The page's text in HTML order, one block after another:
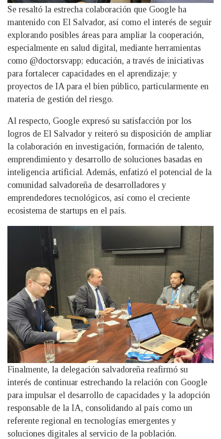
Se resaltó la estrecha colaboración que Google ha
mantenido con El Salvador, así como el interés de seguir
explorando posibles áreas para ampliar la cooperación,
especialmente en salud digital, mediante herramientas
como @doctorsvapp; educación, a través de iniciativas
para fortalecer capacidades en el aprendizaje; y
proyectos de IA para el bien público, particularmente en
materia de gestión del riesgo.
Al respecto, Google expresó su satisfacción por los
logros de El Salvador y reiteró su disposición de ampliar
la colaboración en investigación, formación de talento,
emprendimiento y desarrollo de soluciones basadas en
inteligencia artificial. Además, enfatizó el potencial de la
comunidad salvadoreña de desarrolladores y
emprendedores tecnológicos, así como el creciente
ecosistema de startups en el país.
Finalmente, la delegación salvadoreña reafirmó su
interés de continuar estrechando la relación con Google
para impulsar el desarrollo de capacidades y la adopción
responsable de la IA, consolidando al país como un
referente regional en tecnologías emergentes y
soluciones digitales al servicio de la población.